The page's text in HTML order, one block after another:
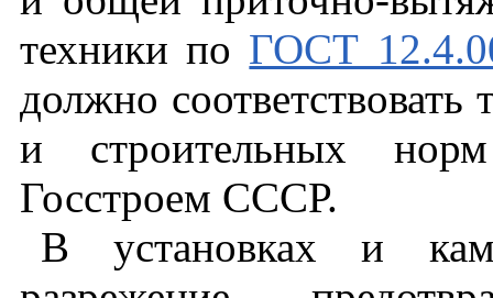
техники по ГОСТ
должно соответствовать
и строительных
Госстроем СССР.
В установках и